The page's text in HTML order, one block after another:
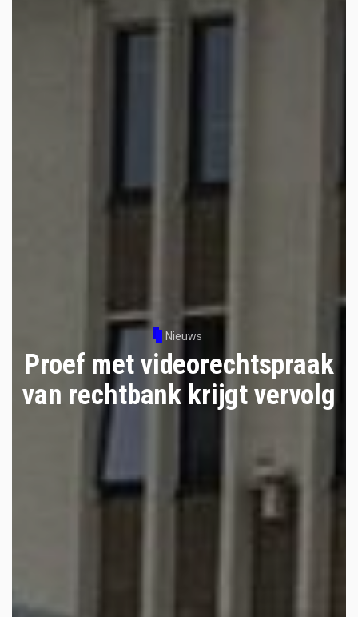
Nieuws
Proef met videorechtspraak
van rechtbank krijgt vervolg